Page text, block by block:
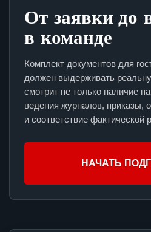
От заявки до
в команде
Комплект документов для
должен выдерживать
смотрит не только наличие
ведения журналов, приказы,
и соответствие фактической
НАЧАТЬ